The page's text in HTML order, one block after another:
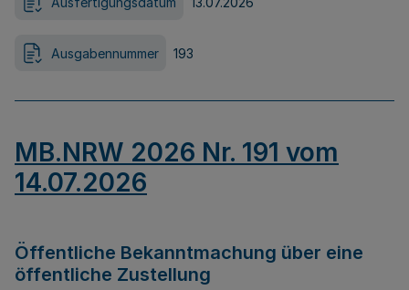
Ausgabennummer 193
MB.NRW 2026 Nr. 191 vom
14.07.2026
Öffentliche Bekanntmachung über eine
öffentliche Zustellung